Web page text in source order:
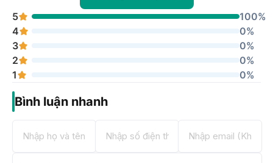
5
100%
4
0%
3
0%
2
0%
1
0%
Bình luận nhanh